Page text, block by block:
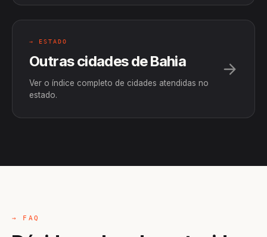
→ ESTADO
Outras cidades de Bahia
Ver o índice completo de cidades atendidas no
estado.
→ FAQ